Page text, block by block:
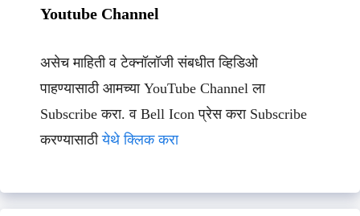
Youtube Channel
असेच माहिती व टेक्नॉलॉजी संबधीत व्हिडिओ
पाहण्यासाठी आमच्या YouTube Channel ला
Subscribe करा. व Bell Icon प्रेस करा Subscribe
करण्यासाठीयेथे क्लिक करा